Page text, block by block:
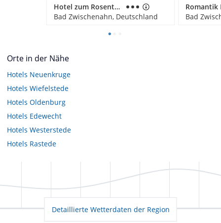
Hotel zum Rosenteich
Bad Zwischenahn, Deutschland
Bad
Orte in der Nähe
Hotels Neuenkruge
Hotels Wiefelstede
Hotels Oldenburg
Hotels Edewecht
Hotels Westerstede
Hotels Rastede
Detaillierte Wetterdaten der Region